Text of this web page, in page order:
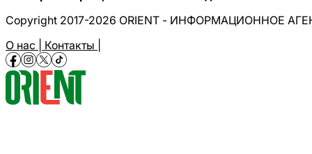
Copyright 2017-2026 ORIENT - ИНФОРМАЦИОННОЕ
О нас | Контакты |